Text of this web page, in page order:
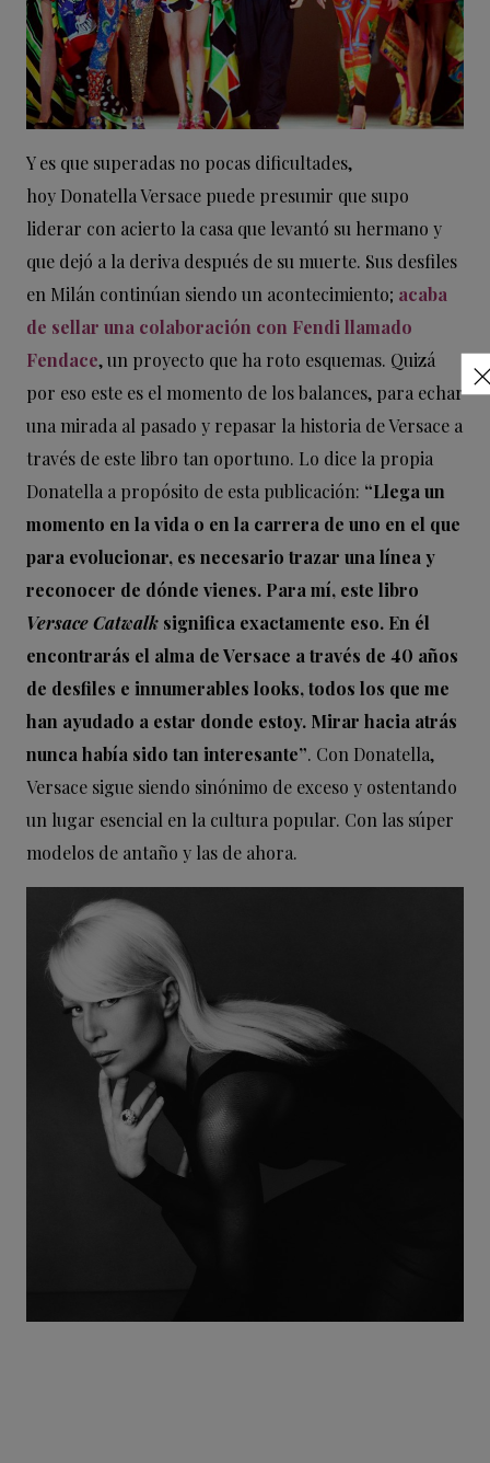
Y es que superadas no pocas dificultades,
hoy Donatella Versace puede presumir que supo
liderar con acierto la casa que levantó su hermano y
que dejó a la deriva después de su muerte. Sus desfiles
en Milán continúan siendo un acontecimiento; acaba
de sellar una colaboración con Fendi llamado
Fendace, un proyecto que ha roto esquemas. Quizá
por eso este es el momento de los balances, para echar
una mirada al pasado y repasar la historia de Versace a
través de este libro tan oportuno. Lo dice la propia
Donatella a propósito de esta publicación: “Llega un
momento en la vida o en la carrera de uno en el que
para evolucionar, es necesario trazar una línea y
reconocer de dónde vienes. Para mí, este libro
Versace Catwalk significa exactamente eso. En él
encontrarás el alma de Versace a través de 40 años
de desfiles e innumerables looks, todos los que me
han ayudado a estar donde estoy. Mirar hacia atrás
nunca había sido tan interesante”. Con Donatella,
Versace sigue siendo sinónimo de exceso y ostentando
un lugar esencial en la cultura popular. Con las súper
modelos de antaño y las de ahora.